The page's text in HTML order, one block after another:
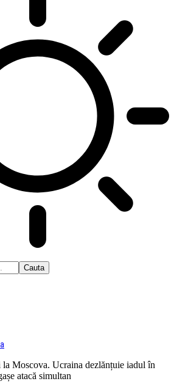
Moscova. Ucraina dezlănțuie iadul în
atacă simultan